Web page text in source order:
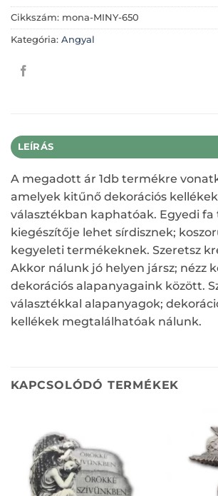
Cikkszám: mona-MINY-650
Kategória: Angyal
LEÍRÁS
A megadott ár 1db termékre
amelyek kitűnő dekorációs
választékban kaphatóak. Egyedi fa
kiegészítője lehet sírdisznek;
kegyeleti termékeknek. Szeretsz
Akkor nálunk jó helyen jársz; nézz
dekorációs alapanyagaink között.
választékkal alapanyagok;
kellékek megtalálhatóak nálunk.
KAPCSOLÓDÓ TERMÉKEK